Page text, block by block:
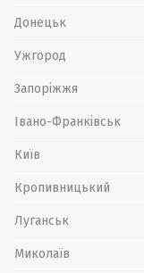
Донецьк
Ужгород
Запоріжжя
Івано-Франківськ
Київ
Кропивницький
Луганськ
Миколаїв